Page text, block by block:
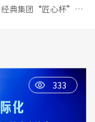
典集团“匠心杯”技
333